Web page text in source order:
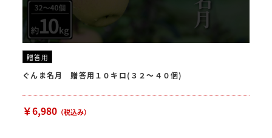
贈答用
ぐんま名月 贈答用１０キロ(３２〜４０個)
￥6,980 （税込み）